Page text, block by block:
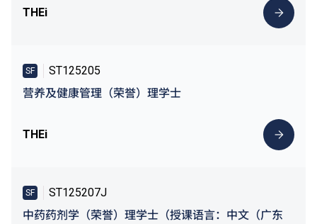
THEi
SF
ST125205
营养及健康管理（荣誉）理学士
THEi
SF
ST125207J
中药药剂学（荣誉）理学士（授课语言：中文（广东